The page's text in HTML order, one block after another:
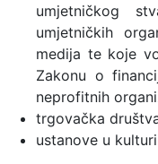
umjetničkog
umjetničkih
medija te koje
Zakonu o
neprofitnih
trgovačka
ustanove u kulturi